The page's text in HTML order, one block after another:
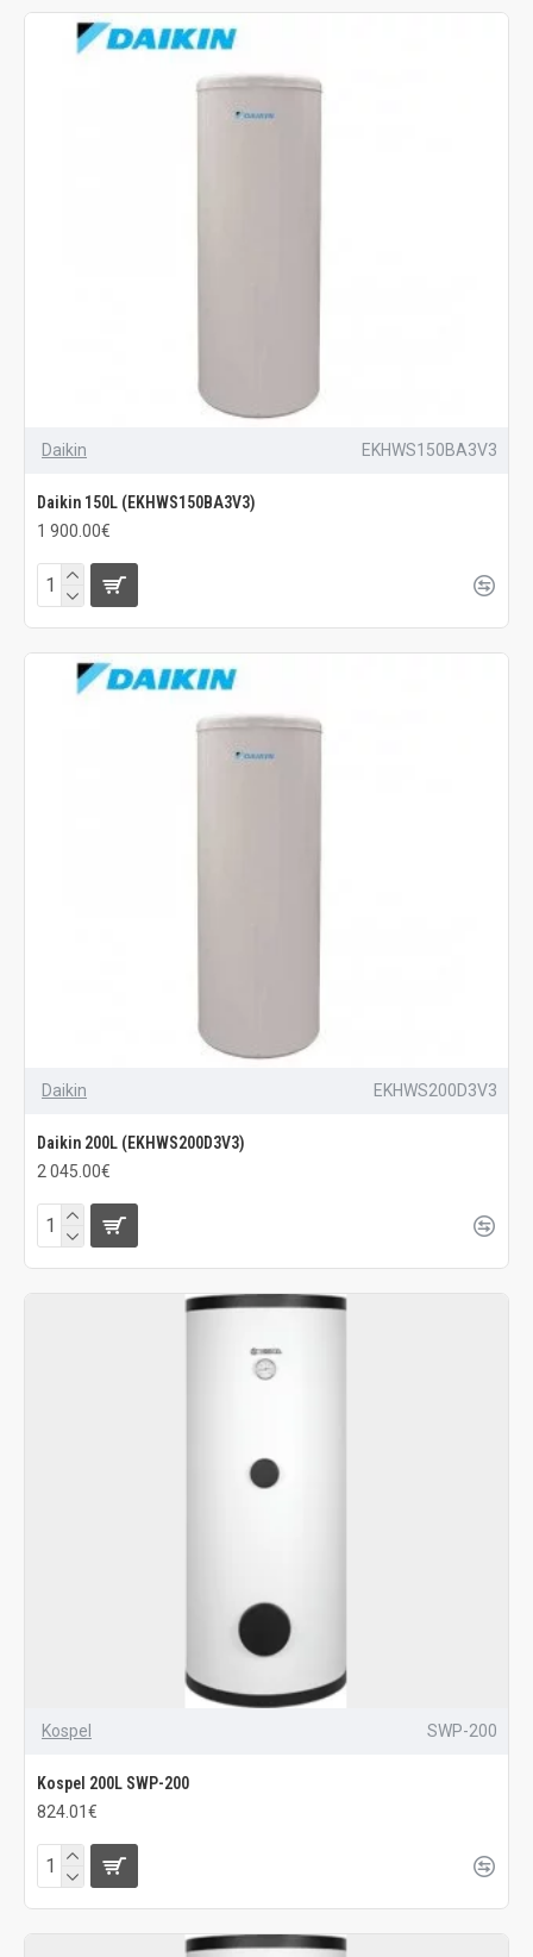
Daikin EKHWS150BA3V3
Daikin 150L (EKHWS150BA3V3)
1 900.00€
Daikin EKHWS200D3V3
Daikin 200L (EKHWS200D3V3)
2 045.00€
Kospel SWP-200
Kospel 200L SWP-200
824.01€